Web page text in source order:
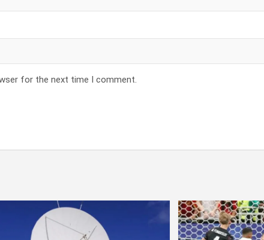
for the next time I comment.